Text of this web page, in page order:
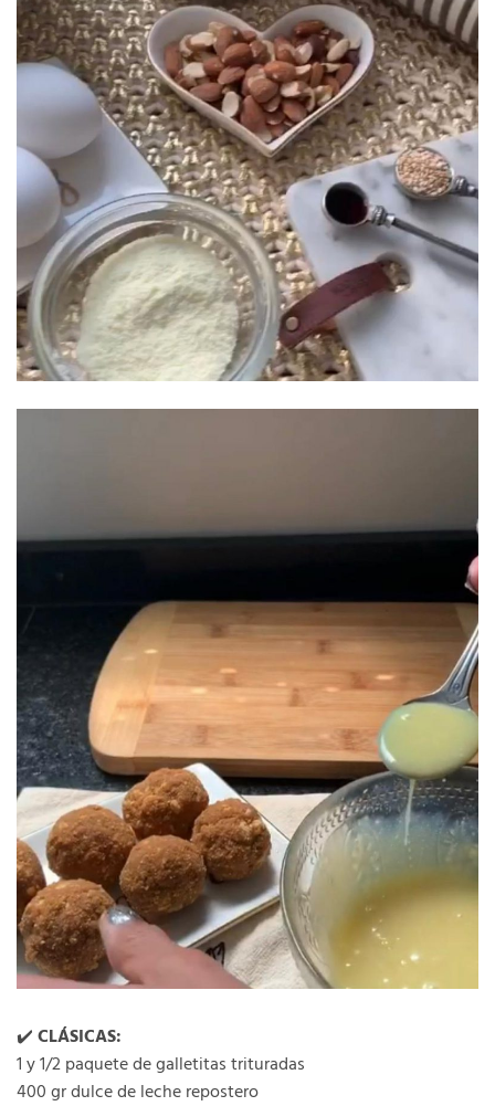
✔️ CLÁSICAS:
1 y 1/2 paquete de galletitas trituradas
400 gr dulce de leche repostero